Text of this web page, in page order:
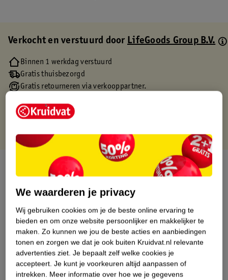
Verkocht en verstuurd doorLifeGoods Group B.V.
Binnen 1 werkdag verstuurd
Gratis thuisbezorgd
Gratis retourneren via verkooppartner.
Over dit product
Productinformatie
Etiketinformatie
Nature Impact Score
Dit product heeft (nog) geen Nature
Impact Score.
We waarderen je privacy
Wij gebruiken cookies om je de beste online ervaring te
bieden en om onze website persoonlijker en makkelijker te
maken. Zo kunnen we jou de beste acties en aanbiedingen
tonen en zorgen we dat je ook buiten Kruidvat.nl relevante
advertenties ziet. Je bepaalt zelf welke cookies je
accepteert. Je kunt je voorkeuren altijd aanpassen of
intrekken. Meer informatie over hoe we je gegevens